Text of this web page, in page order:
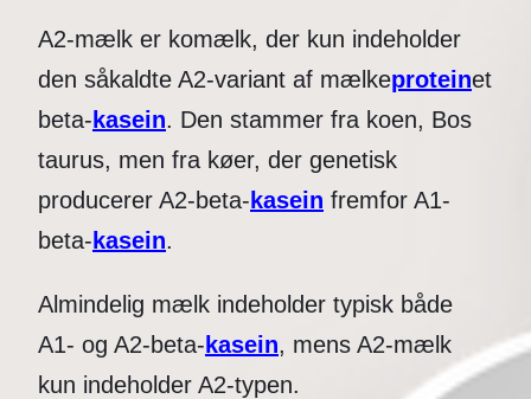
A2-mælk er komælk, der kun indeholder
den såkaldte A2-variant af mælkeproteinet
beta-kasein. Den stammer fra koen, Bos
taurus, men fra køer, der genetisk
producerer A2-beta-kasein fremfor A1-
beta-kasein.
Almindelig mælk indeholder typisk både
A1- og A2-beta-kasein, mens A2-mælk
kun indeholder A2-typen.